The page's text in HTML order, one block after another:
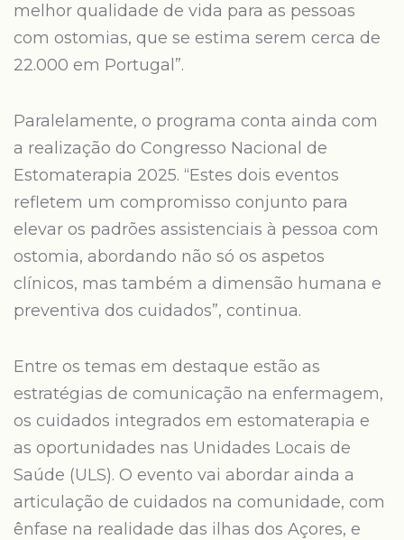
melhor qualidade de vida para as pessoas
com ostomias, que se estima serem cerca de
22.000 em Portugal”.
Paralelamente, o programa conta ainda com
a realização do Congresso Nacional de
Estomaterapia 2025. “Estes dois eventos
refletem um compromisso conjunto para
elevar os padrões assistenciais à pessoa com
ostomia, abordando não só os aspetos
clínicos, mas também a dimensão humana e
preventiva dos cuidados”, continua.
Entre os temas em destaque estão as
estratégias de comunicação na enfermagem,
os cuidados integrados em estomaterapia e
as oportunidades nas Unidades Locais de
Saúde (ULS). O evento vai abordar ainda a
articulação de cuidados na comunidade, com
ênfase na realidade das ilhas dos Açores, e